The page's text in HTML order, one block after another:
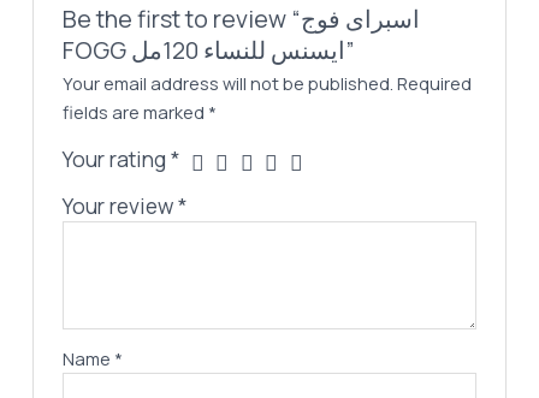
Be the first to review “اسبراى فوج
FOGG ايسنس للنساء 120مل”
Your email address will not be published. Required
fields are marked *
Your rating*
Your review*
Name *